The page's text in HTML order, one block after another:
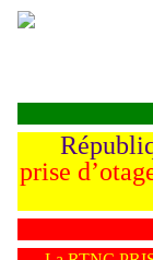
prise